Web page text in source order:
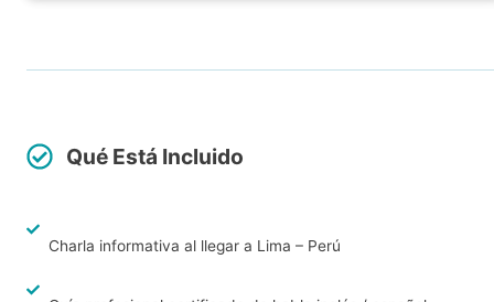
Qué Está Incluido
Charla informativa al llegar a Lima – Perú